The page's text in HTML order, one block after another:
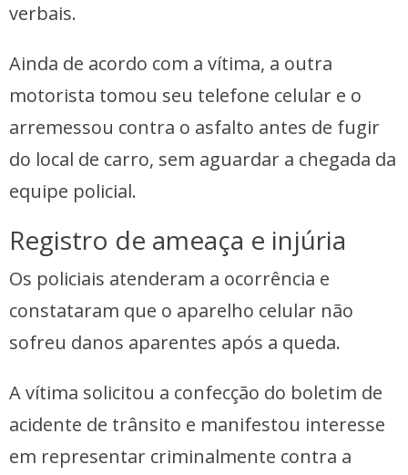
verbais.
Ainda de acordo com a vítima, a outra
motorista tomou seu telefone celular e o
arremessou contra o asfalto antes de fugir
do local de carro, sem aguardar a chegada da
equipe policial.
Registro de ameaça e injúria
Os policiais atenderam a ocorrência e
constataram que o aparelho celular não
sofreu danos aparentes após a queda.
A vítima solicitou a confecção do boletim de
acidente de trânsito e manifestou interesse
em representar criminalmente contra a